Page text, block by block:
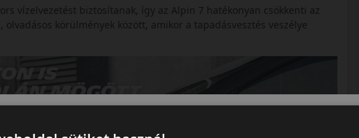
vízelvezetést biztosítanak, így az Alpin 7 hatékonyan csökkenti az
körülmények között, amikor a tapadásvesztés veszélye